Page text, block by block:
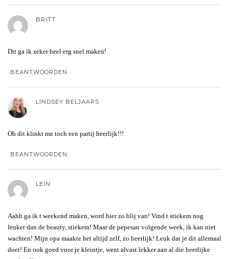
BRITT
Dit ga ik zeker heel erg snel maken!
BEANTWOORDEN
LINDSEY BELJAARS
Oh dit klinkt me toch een partij heerlijk!!!
BEANTWOORDEN
LEIN
Aahh ga ik t weekend maken, word hier zo blij van! Vind t stiekem nog
leuker dan de beauty, stiekem! Maar de pepesan volgende week, ik kan niet
wachten! Mijn opa maakte het altijd zelf, zo heerlijk! Leuk dat je dit allemaal
doet! En ook goed voor je kleintje, went alvast lekker aan al die heerlijke